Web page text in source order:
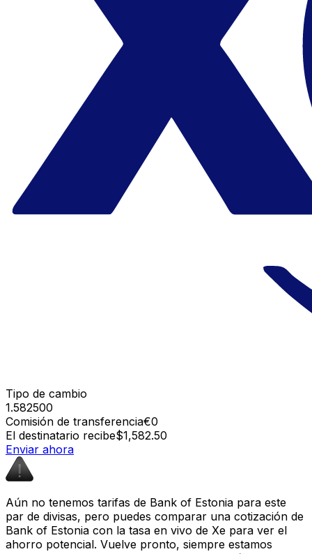
Tipo de cambio
1.582500
Comisión de transferencia€0
El destinatario recibe$1,582.50
Enviar ahora
Aún no tenemos tarifas de Bank of Estonia para este
par de divisas, pero puedes comparar una cotización de
Bank of Estonia con la tasa en vivo de Xe para ver el
ahorro potencial. Vuelve pronto, siempre estamos